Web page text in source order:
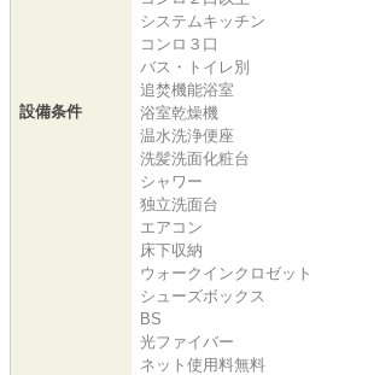
設備条件
システムキッチン
コンロ３口
バス・トイレ別
追焚機能浴室
浴室乾燥機
温水洗浄便座
洗髪洗面化粧台
シャワー
独立洗面台
エアコン
床下収納
ウォークインクロゼット
シューズボックス
BS
光ファイバー
ネット使用料無料